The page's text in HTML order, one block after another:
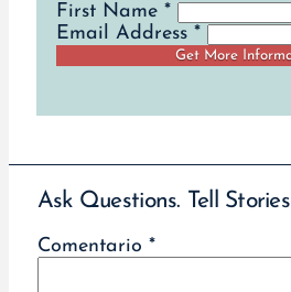
First Name *
Email Address *
Ask Questions. Tell Stories
Comentario *